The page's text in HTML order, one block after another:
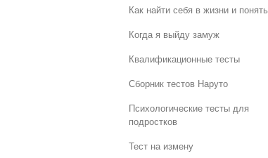
Как найти себя в жизни и понять
Когда я выйду замуж
Квалификационные тесты
Сборник тестов Наруто
Психологические тесты для
подростков
Тест на измену